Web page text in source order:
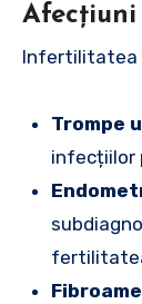
Infertilitatea
Trompe
infecțiilor